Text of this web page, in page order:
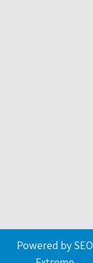
Powered by SEO